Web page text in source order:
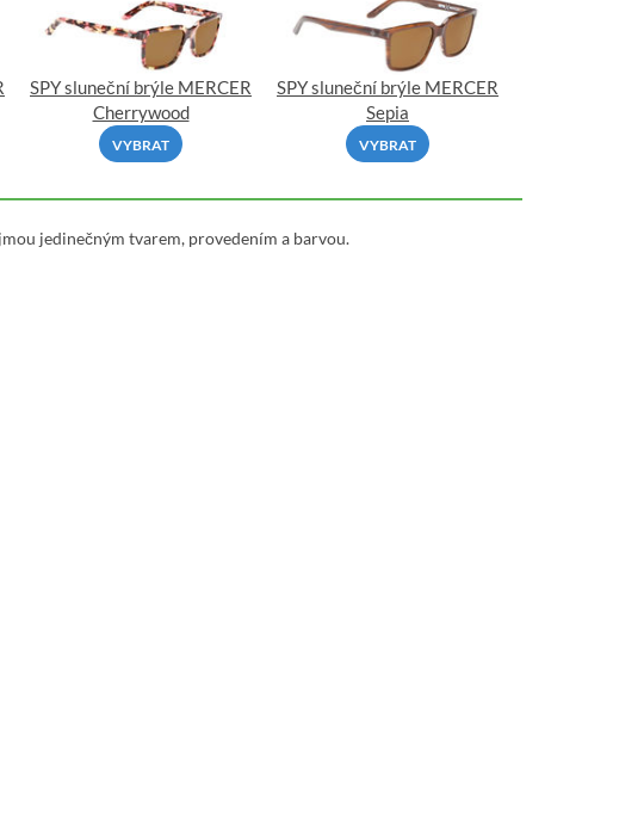
SPY sluneční brýle MERCER
Cherrywood
VYBRAT
SPY sluneční brýle MERCER
Sepia
VYBRAT
jedinečným tvarem, provedením a barvou.